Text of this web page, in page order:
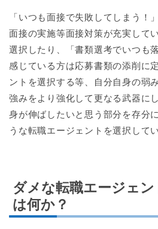
「いつも面接で失敗してしまう！
面接の実施等面接対策が充実して
選択したり、「書類選考でいつも
感じている方は応募書類の添削に
ントを選択する等、自分自身の弱
強みをより強化して更なる武器に
身が伸ばしたいと思う部分を存分
うな転職エージェントを選択して
ダメな転職エージェ
は何か？